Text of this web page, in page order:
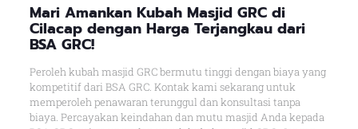
Mari Amankan Kubah Masjid GRC di
Cilacap dengan Harga Terjangkau dari
BSA GRC!
Peroleh kubah masjid GRC bermutu tinggi dengan biaya yang
kompetitif dari BSA GRC. Kontak kami sekarang untuk
memperoleh penawaran terunggul dan konsultasi tanpa
biaya. Percayakan keindahan dan mutu masjid Anda kepada